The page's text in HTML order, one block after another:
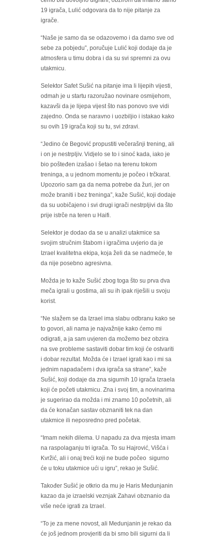
19 igrača, Lulić odgovara da to nije pitanje za
igrače.
“Naše je samo da se odazovemo i da damo sve od
sebe za pobjedu”, poručuje Lulić koji dodaje da je
atmosfera u timu dobra i da su svi spremni za ovu
utakmicu.
Selektor Safet Sušić na pitanje ima li lijepih vijesti,
odmah je u startu razoružao novinare osmijehom,
kazavši da je lijepa vijest što nas ponovo sve vidi
zajedno. Onda se naravno i uozbiljio i istakao kako
su ovih 19 igrača koji su tu, svi zdravi.
“Jedino će Begović propustiti večerašnji trening, ali
i on je nestrpljiv. Vidjelo se to i sinoć kada, iako je
bio pošteđen izašao i šetao na terenu tokom
treninga, a u jednom momentu je počeo i trčkarat.
Upozorio sam ga da nema potrebe da žuri, jer on
može braniti i bez treninga”, kaže Sušić, koji dodaje
da su uobičajeno i svi drugi igrači nestrpljivi da što
prije istrče na teren u Haifi.
Selektor je dodao da se u analizi utakmice sa
svojim stručnim štabom i igračima uvjerio da je
Izrael kvalitetna ekipa, koja želi da se nadmeće, te
da nije posebno agresivna.
Možda je to kaže Sušić zbog toga što su prva dva
meča igrali u gostima, ali su ih ipak riješili u svoju
korist.
“Ne slažem se da Izrael ima slabu odbranu kako se
to govori, ali nama je najvažnije kako ćemo mi
odigrati, a ja sam uvjeren da možemo bez obzira
na sve probleme sastaviti dobar tim koji će ostvariti
i dobar rezultat. Možda će i Izrael igrati kao i mi sa
jednim napadačem i dva igrača sa strane”, kaže
Sušić, koji dodaje da zna sigurnih 10 igrača Izraela
koji će početi utakmicu. Zna i svoj tim, a novinarima
je sugerirao da možda i mi znamo 10 početnih, ali
da će konačan sastav obznaniti tek na dan
utakmice ili neposredno pred početak.
“Imam nekih dilema. U napadu za dva mjesta imam
na raspolaganju tri igrača. To su Hajrović, Višća i
Kvržić, ali i onaj treći koji ne bude počeo sigurno
će u toku utakmice ući u igru”, rekao je Sušić.
Također Sušić je otkrio da mu je Haris Medunjanin
kazao da je izraelski veznjak Zahavi obznanio da
više neće igrati za Izrael.
“To je za mene novost, ali Medunjanin je rekao da
će još jednom provjeriti da bi smo bili sigurni da li